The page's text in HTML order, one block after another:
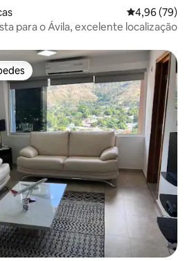
4,96 de uma
4,96 (79)
para o Ávila, excelente localização
dos hóspedes